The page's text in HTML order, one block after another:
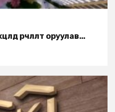
өөрчлөлт оруулав…